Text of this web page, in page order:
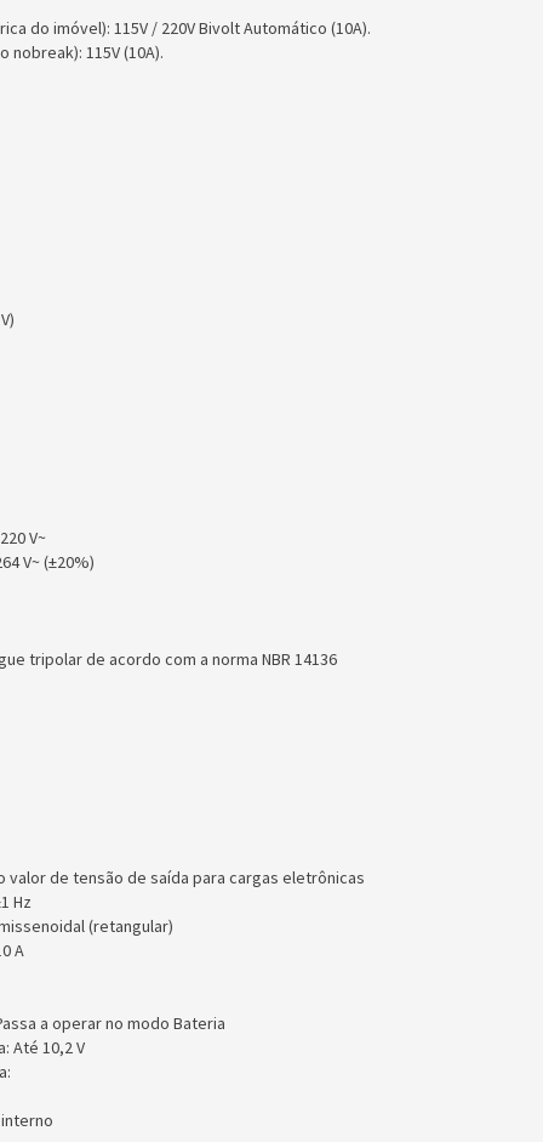
do imóvel): 115V / 220V Bivolt Automático (10A).
nobreak): 115V (10A).
V~
V~ (±20%)
tripolar de acordo com a norma NBR 14136
valor de tensão de saída para cargas eletrônicas
Hz
(retangular)
A
a operar no modo Bateria
Até 10,2 V